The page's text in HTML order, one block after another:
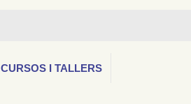
CURSOS I TALLERS